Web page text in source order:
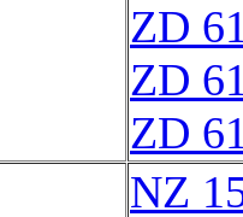
ZD
ZD
ZD
NZ